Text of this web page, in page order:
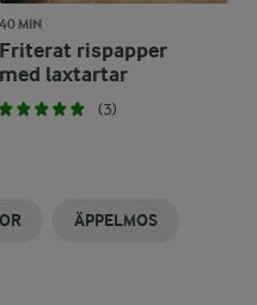
40 MIN
Friterat rispapper
med laxtartar
(3)
ÄPPELMOS